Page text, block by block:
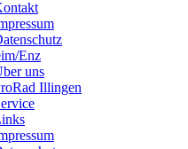
Enz
uns
Illingen